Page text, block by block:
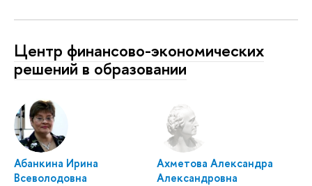
Центр финансово-экономических
решений в образовании
Абанкина Ирина
Всеволодовна
Ахметова Александра
Александровна